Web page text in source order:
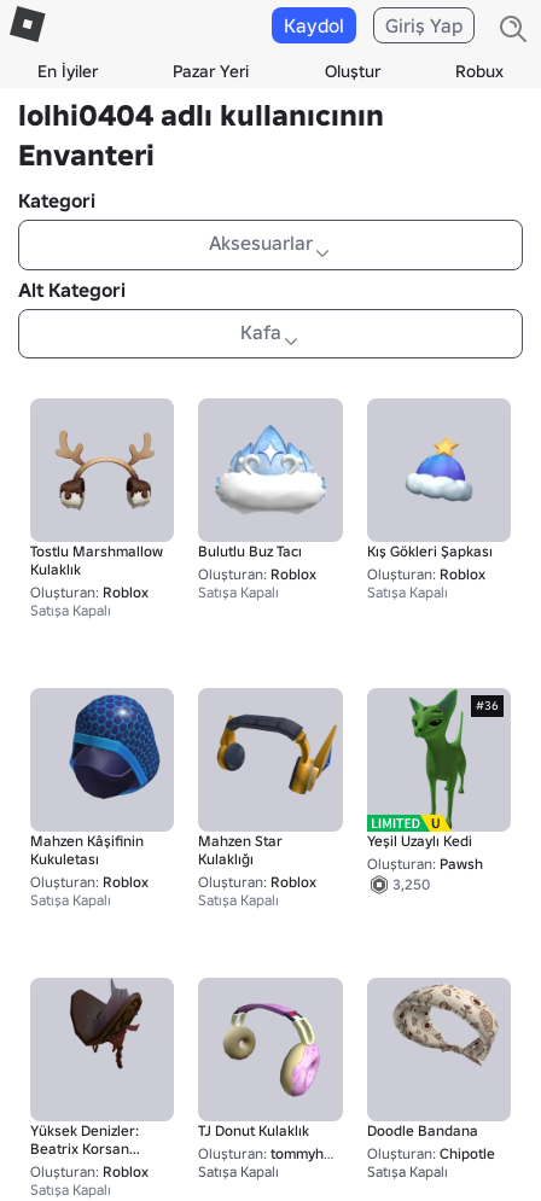
En İyiler Pazar Yeri Oluştur Robux
Kaydol Giriş Yap
lolhi0404 adlı kullanıcının
Envanteri
Kategori
Aksesuarlar
Alt Kategori
Kafa
Tostlu Marshmallow
Kulaklık
Oluşturan: Roblox
Satışa Kapalı
Bulutlu Buz Tacı
Oluşturan: Roblox
Satışa Kapalı
Kış Gökleri Şapkası
Oluşturan: Roblox
Satışa Kapalı
Mahzen Kâşifinin
Kukuletası
Oluşturan: Roblox
Satışa Kapalı
Mahzen Star
Kulaklığı
Oluşturan: Roblox
Satışa Kapalı
#36
Yeşil Uzaylı Kedi
Oluşturan: Pawsh
3,250
Yüksek Denizler:
Beatrix Korsan
Kraliçesi - Şapka
Oluşturan: Roblox
Satışa Kapalı
TJ Donut Kulaklık
Oluşturan: tommyhilfiger
Satışa Kapalı
Doodle Bandana
Oluşturan: Chipotle
Satışa Kapalı